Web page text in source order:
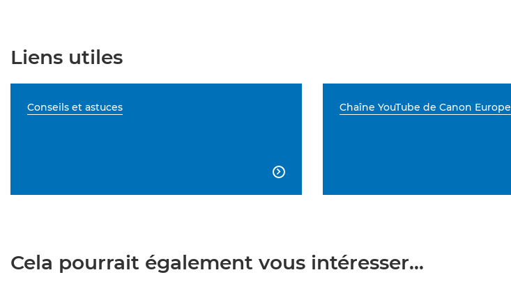
Liens utiles
Conseils et astuces

Chaîne YouTube de Canon Europe
Cela pourrait également vous intéresser...